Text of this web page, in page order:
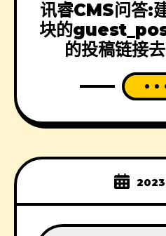
讯睿CMS问答:
块的
的投稿链接